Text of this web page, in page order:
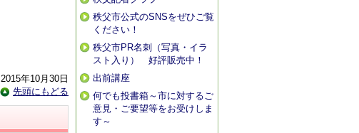
2015年10月30日
先頭にもどる
秩父市公式のSNSをぜひご覧
ください！
秩父市PR名刺（写真・イラ
スト入り） 好評販売中！
出前講座
何でも投書箱～市に対するご
意見・ご要望等をお受けしま
す～